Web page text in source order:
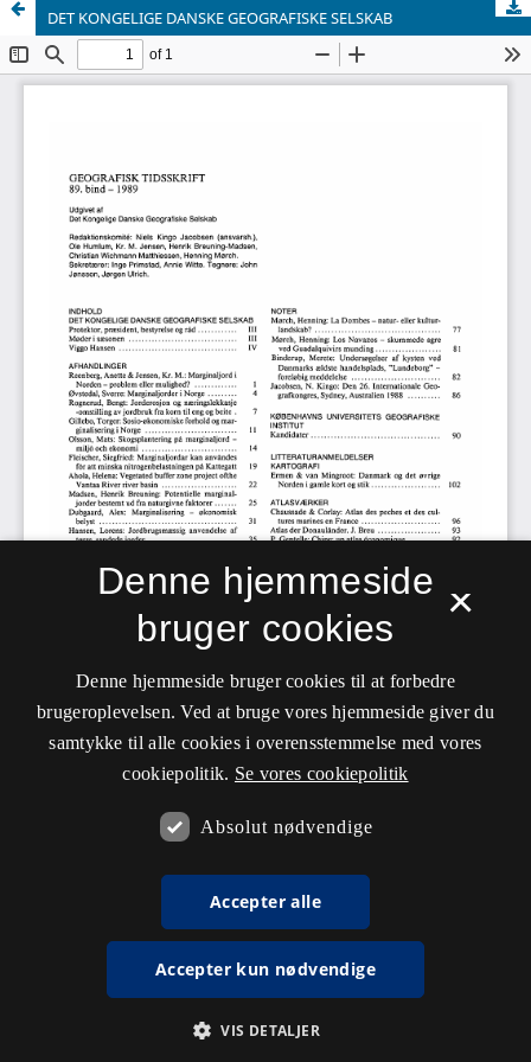
DET KONGELIGE DANSKE GEOGRAFISKE SELSKAB
×
Denne hjemmeside
bruger cookies
Denne hjemmeside bruger cookies til at forbedre
brugeroplevelsen. Ved at bruge vores hjemmeside giver du
samtykke til alle cookies i overensstemmelse med vores
cookiepolitik. Se vores cookiepolitik
Absolut nødvendige
Accepter alle
Accepter kun nødvendige
VIS DETALJER